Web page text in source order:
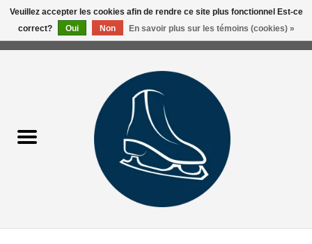
0 Articles - 0,00$CA
Liquidation/Clearance
Patins Usagés
Veuillez accepter les cookies afin de rendre ce site plus fonctionnel Est-ce
correct?
Oui Non En savoir plus sur les témoins (cookies) »